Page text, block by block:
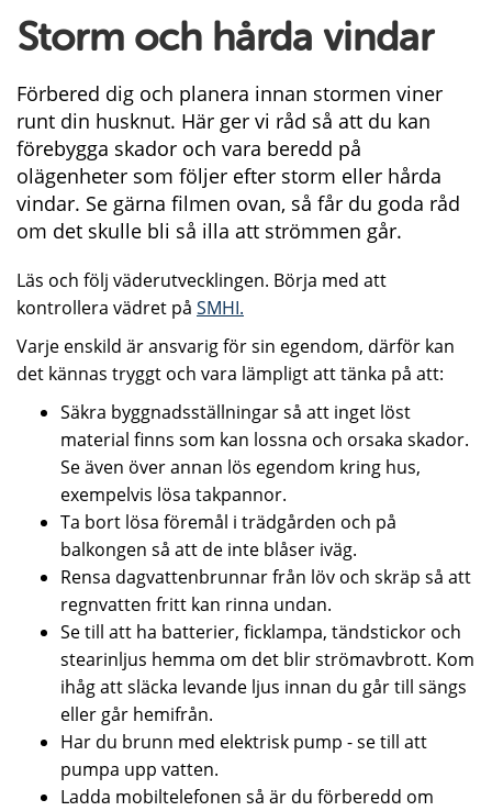
Storm och hårda vindar
Förbered dig och planera innan stormen viner
runt din husknut. Här ger vi råd så att du kan
förebygga skador och vara beredd på
olägenheter som följer efter storm eller hårda
vindar. Se gärna filmen ovan, så får du goda råd
om det skulle bli så illa att strömmen går.
Läs och följ väderutvecklingen. Börja med att
kontrollera vädret på SMHI.
Varje enskild är ansvarig för sin egendom, därför kan
det kännas tryggt och vara lämpligt att tänka på att:
Säkra byggnadsställningar så att inget löst
material finns som kan lossna och orsaka skador.
Se även över annan lös egendom kring hus,
exempelvis lösa takpannor.
Ta bort lösa föremål i trädgården och på
balkongen så att de inte blåser iväg.
Rensa dagvattenbrunnar från löv och skräp så att
regnvatten fritt kan rinna undan.
Se till att ha batterier, ficklampa, tändstickor och
stearinljus hemma om det blir strömavbrott. Kom
ihåg att släcka levande ljus innan du går till sängs
eller går hemifrån.
Har du brunn med elektrisk pump - se till att
pumpa upp vatten.
Ladda mobiltelefonen så är du förberedd om